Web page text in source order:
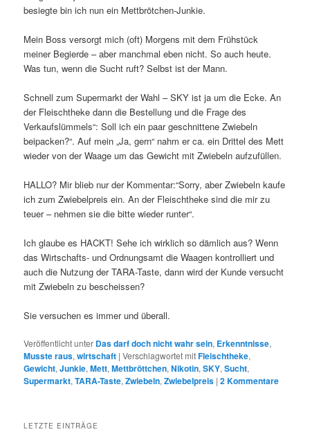
besiegte bin ich nun ein Mettbrötchen-Junkie.
Mein Boss versorgt mich (oft) Morgens mit dem Frühstück
meiner Begierde – aber manchmal eben nicht. So auch heute.
Was tun, wenn die Sucht ruft? Selbst ist der Mann.
Schnell zum Supermarkt der Wahl – SKY ist ja um die Ecke. An
der Fleischtheke dann die Bestellung und die Frage des
Verkaufslümmels“: Soll ich ein paar geschnittene Zwiebeln
beipacken?“. Auf mein „Ja, gern“ nahm er ca. ein Drittel des Mett
wieder von der Waage um das Gewicht mit Zwiebeln aufzufüllen.
HALLO? Mir blieb nur der Kommentar:“Sorry, aber Zwiebeln kaufe
ich zum Zwiebelpreis ein. An der Fleischtheke sind die mir zu
teuer – nehmen sie die bitte wieder runter“.
Ich glaube es HACKT! Sehe ich wirklich so dämlich aus? Wenn
das Wirtschafts- und Ordnungsamt die Waagen kontrolliert und
auch die Nutzung der TARA-Taste, dann wird der Kunde versucht
mit Zwiebeln zu bescheissen?
Sie versuchen es immer und überall.
Veröffentlicht unter Das darf doch nicht wahr sein, Erkenntnisse,
Musste raus,wirtschaft |Verschlagwortet mitFleischtheke,
Gewicht,Junkie,Mett,Mettbröttchen,Nikotin,SKY,Sucht,
Supermarkt,TARA-Taste,Zwiebeln,Zwiebelpreis |2Kommentare
LETZTE EINTRÄGE